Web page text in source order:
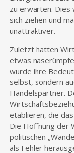
zu erwarten. Dies
sich ziehen und
unattraktiver.
Zuletzt hatten
etwas
wurde ihre
selbst, sondern
Handelspartner.
etablieren, die
Die Hoffnung der
politischen
als Fehler